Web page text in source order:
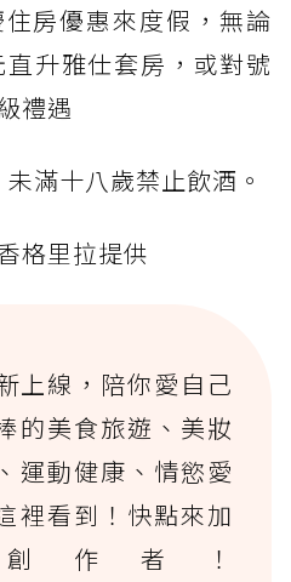
房優惠來度假，無論
升雅仕套房，或對號
禮遇
滿十八歲禁止飲酒。
格里拉提供
上線，陪你愛自己
的美食旅遊、美妝
運動健康、情慾愛
裡看到！快點來加
作者！